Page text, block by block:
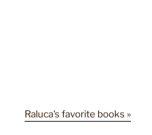
Raluca's favorite books »